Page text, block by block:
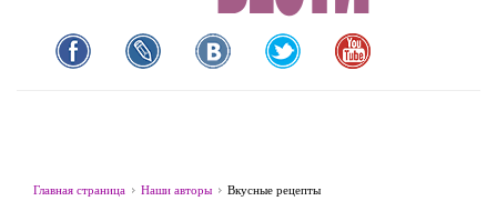
Главная страница Наши авторы Вкусные рецепты